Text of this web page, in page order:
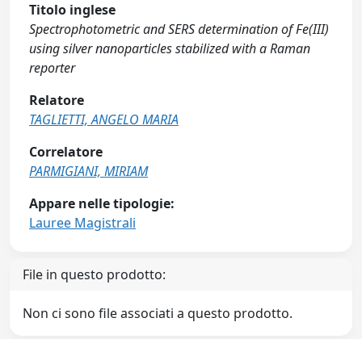
Titolo inglese
Spectrophotometric and SERS determination of Fe(III)
using silver nanoparticles stabilized with a Raman
reporter
Relatore
TAGLIETTI, ANGELO MARIA
Correlatore
PARMIGIANI, MIRIAM
Appare nelle tipologie:
Lauree Magistrali
File in questo prodotto:
Non ci sono file associati a questo prodotto.